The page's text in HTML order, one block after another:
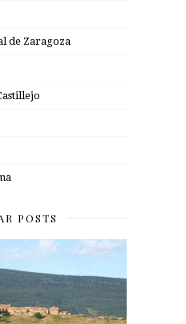
de Zaragoza
POSTS